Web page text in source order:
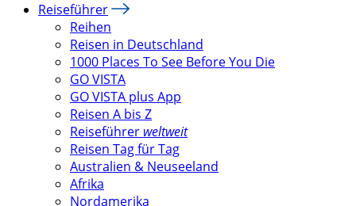
Reiseführer
Reihen
Reisen in Deutschland
1000 Places To See Before You Die
GO VISTA
GO VISTA plus App
Reisen A bis Z
Reiseführer weltweit
Reisen Tag für Tag
Australien & Neuseeland
Afrika
Nordamerika